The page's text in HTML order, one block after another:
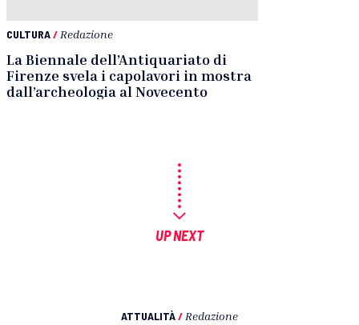
CULTURA/ Redazione
La Biennale dell’Antiquariato di
Firenze svela i capolavori in mostra
dall’archeologia al Novecento
UP NEXT
ATTUALITÀ/ Redazione